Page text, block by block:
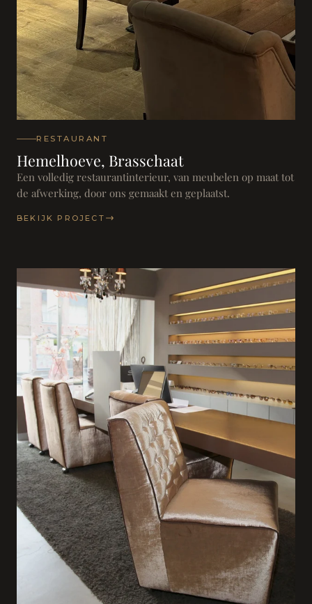
RESTAURANT
Hemelhoeve, Brasschaat
Een volledig restaurantinterieur, van meubelen op maat tot
de afwerking, door ons gemaakt en geplaatst.
BEKIJK PROJECT